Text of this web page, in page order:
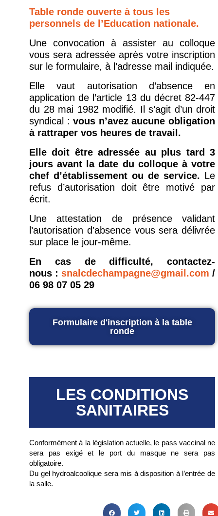
Table ronde ouverte à tous les
personnels de l’Education nationale.
Une convocation à assister au colloque
vous sera adressée après votre inscription
sur le formulaire, à l’adresse mail indiquée.
Elle vaut autorisation d’absence en
application de l’article 13 du décret 82-447
du 28 mai 1982 modifié. Il s’agit d’un droit
syndical :vous n’avez aucune obligation
à rattraper vos heures de travail.
Elle doit être adressée au plus tard 3
jours avant la date du colloque à votre
chef d’établissement ou de service. Le
refus d’autorisation doit être motivé par
écrit.
Une attestation de présence validant
l’autorisation d’absence vous sera délivrée
sur place le jour-même.
En cas de difficulté, contactez-
nous : snalcdechampagne@gmail.com /
06 98 07 05 29
Formulaire d'inscription à la table
ronde
LES CONDITIONS
SANITAIRES
Conformément à la législation actuelle, le pass vaccinal ne
sera pas exigé et le port du masque ne sera pas
obligatoire.
Du gel hydroalcoolique sera mis à disposition à l’entrée de
la salle.